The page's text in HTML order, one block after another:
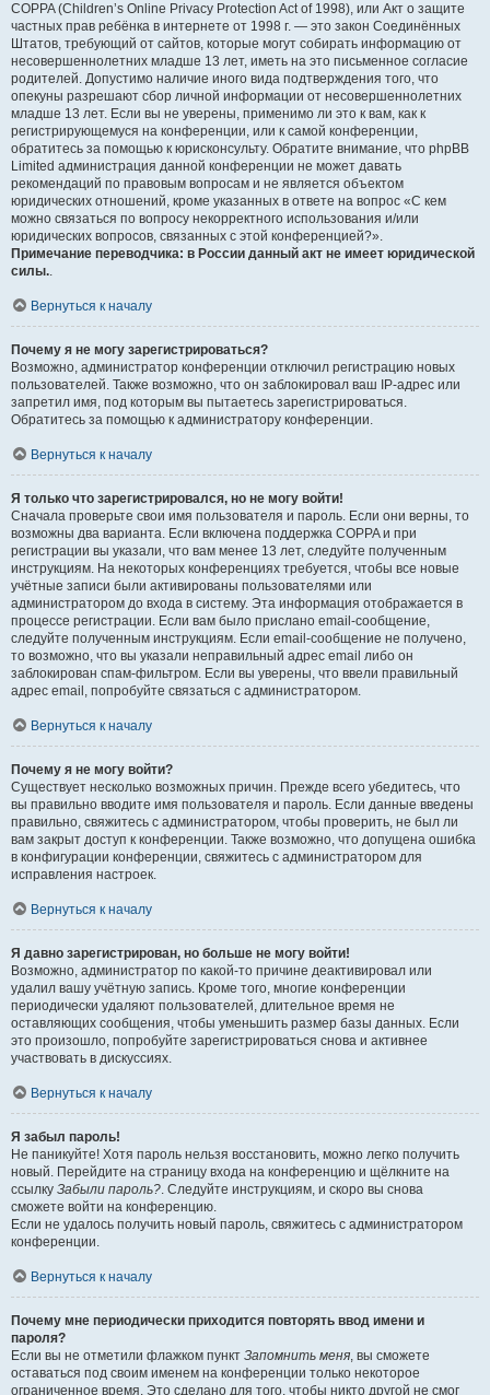
COPPA (Children’s Online Privacy Protection Act of 1998), или Акт о защите
частных прав ребёнка в интернете от 1998 г. — это закон Соединённых
Штатов, требующий от сайтов, которые могут собирать информацию от
несовершеннолетних младше 13 лет, иметь на это письменное согласие
родителей. Допустимо наличие иного вида подтверждения того, что
опекуны разрешают сбор личной информации от несовершеннолетних
младше 13 лет. Если вы не уверены, применимо ли это к вам, как к
регистрирующемуся на конференции, или к самой конференции,
обратитесь за помощью к юрисконсульту. Обратите внимание, что phpBB
Limited администрация данной конференции не может давать
рекомендаций по правовым вопросам и не является объектом
юридических отношений, кроме указанных в ответе на вопрос «С кем
можно связаться по вопросу некорректного использования и/или
юридических вопросов, связанных с этой конференцией?».
Примечание переводчика: в России данный акт не имеет юридической
силы..
Вернуться к началу
Почему я не могу зарегистрироваться?
Возможно, администратор конференции отключил регистрацию новых
пользователей. Также возможно, что он заблокировал ваш IP-адрес или
запретил имя, под которым вы пытаетесь зарегистрироваться.
Обратитесь за помощью к администратору конференции.
Вернуться к началу
Я только что зарегистрировался, но не могу войти!
Сначала проверьте свои имя пользователя и пароль. Если они верны, то
возможны два варианта. Если включена поддержка COPPA и при
регистрации вы указали, что вам менее 13 лет, следуйте полученным
инструкциям. На некоторых конференциях требуется, чтобы все новые
учётные записи были активированы пользователями или
администратором до входа в систему. Эта информация отображается в
процессе регистрации. Если вам было прислано email-сообщение,
следуйте полученным инструкциям. Если email-сообщение не получено,
то возможно, что вы указали неправильный адрес email либо он
заблокирован спам-фильтром. Если вы уверены, что ввели правильный
адрес email, попробуйте связаться с администратором.
Вернуться к началу
Почему я не могу войти?
Существует несколько возможных причин. Прежде всего убедитесь, что
вы правильно вводите имя пользователя и пароль. Если данные введены
правильно, свяжитесь с администратором, чтобы проверить, не был ли
вам закрыт доступ к конференции. Также возможно, что допущена ошибка
в конфигурации конференции, свяжитесь с администратором для
исправления настроек.
Вернуться к началу
Я давно зарегистрирован, но больше не могу войти!
Возможно, администратор по какой-то причине деактивировал или
удалил вашу учётную запись. Кроме того, многие конференции
периодически удаляют пользователей, длительное время не
оставляющих сообщения, чтобы уменьшить размер базы данных. Если
это произошло, попробуйте зарегистрироваться снова и активнее
участвовать в дискуссиях.
Вернуться к началу
Я забыл пароль!
Не паникуйте! Хотя пароль нельзя восстановить, можно легко получить
новый. Перейдите на страницу входа на конференцию и щёлкните на
ссылку Забыли пароль?. Следуйте инструкциям, и скоро вы снова
сможете войти на конференцию.
Если не удалось получить новый пароль, свяжитесь с администратором
конференции.
Вернуться к началу
Почему мне периодически приходится повторять ввод имени и
пароля?
Если вы не отметили флажком пункт Запомнить меня, вы сможете
оставаться под своим именем на конференции только некоторое
ограниченное время. Это сделано для того, чтобы никто другой не смог